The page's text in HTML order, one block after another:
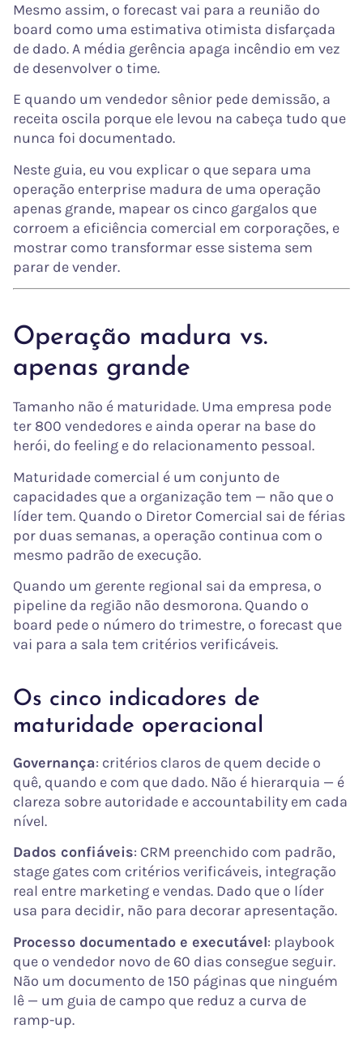
Mesmo assim, o forecast vai para a reunião do
board como uma estimativa otimista disfarçada
de dado. A média gerência apaga incêndio em vez
de desenvolver o time.
E quando um vendedor sênior pede demissão, a
receita oscila porque ele levou na cabeça tudo que
nunca foi documentado.
Neste guia, eu vou explicar o que separa uma
operação enterprise madura de uma operação
apenas grande, mapear os cinco gargalos que
corroem a eficiência comercial em corporações, e
mostrar como transformar esse sistema sem
parar de vender.
Operação madura vs.
apenas grande
Tamanho não é maturidade. Uma empresa pode
ter 800 vendedores e ainda operar na base do
herói, do feeling e do relacionamento pessoal.
Maturidade comercial é um conjunto de
capacidades que a organização tem — não que o
líder tem. Quando o Diretor Comercial sai de férias
por duas semanas, a operação continua com o
mesmo padrão de execução.
Quando um gerente regional sai da empresa, o
pipeline da região não desmorona. Quando o
board pede o número do trimestre, o forecast que
vai para a sala tem critérios verificáveis.
Os cinco indicadores de
maturidade operacional
Governança: critérios claros de quem decide o
quê, quando e com que dado. Não é hierarquia — é
clareza sobre autoridade e accountability em cada
nível.
Dados confiáveis: CRM preenchido com padrão,
stage gates com critérios verificáveis, integração
real entre marketing e vendas. Dado que o líder
usa para decidir, não para decorar apresentação.
Processo documentado e executável: playbook
que o vendedor novo de 60 dias consegue seguir.
Não um documento de 150 páginas que ninguém
lê — um guia de campo que reduz a curva de
ramp-up.